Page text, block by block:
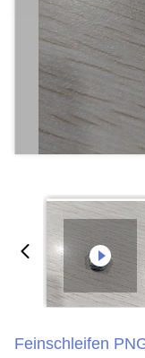
Feinschleifen